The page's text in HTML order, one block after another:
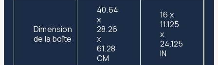
Dimension
de la boîte
40.64
x
28.26
x
61.28
CM
16 x
11.125
x
24.125
IN